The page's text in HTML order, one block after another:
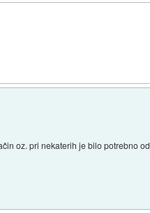
oz. pri nekaterih je bilo potrebno